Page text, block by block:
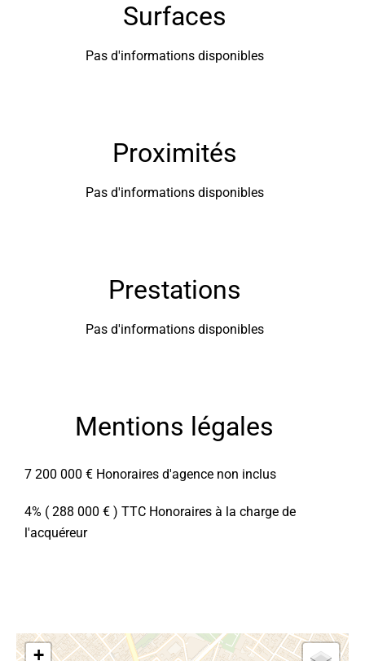
Surfaces
Pas d'informations disponibles
Proximités
Pas d'informations disponibles
Prestations
Pas d'informations disponibles
Mentions légales
7 200 000 € Honoraires d'agence non inclus
4% ( 288 000 € ) TTC Honoraires à la charge de
l'acquéreur
+